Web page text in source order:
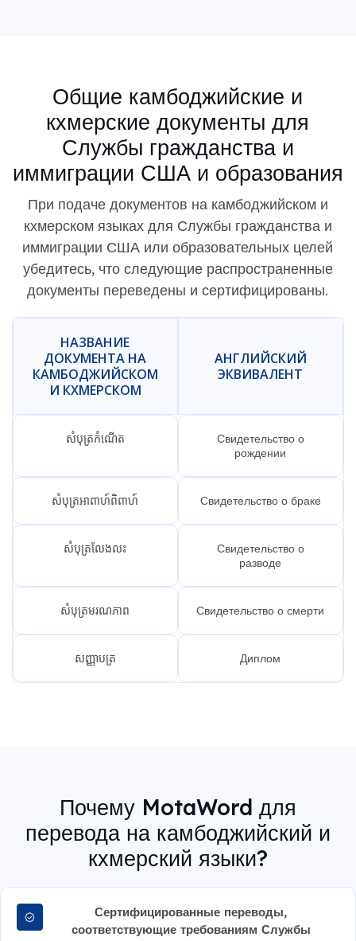
Общие камбоджийские и
кхмерские документы для
Службы гражданства и
иммиграции США и образования
При подаче документов на камбоджийском и
кхмерском языках для Службы гражданства и
иммиграции США или образовательных целей
убедитесь, что следующие распространенные
документы переведены и сертифицированы.
НАЗВАНИЕ
ДОКУМЕНТА НА
КАМБОДЖИЙСКОМ
И КХМЕРСКОМ
АНГЛИЙСКИЙ
ЭКВИВАЛЕНТ
សំបុត្រកំណើត
Свидетельство о
рождении
សំបុត្រអាពាហ៍ពិពាហ៍ Свидетельство о браке
សំបុត្រលែងលះ
Свидетельство о
разводе
សំបុត្រមរណភាព Свидетельство о смерти
សញ្ញាបត្រ Диплом
Почему MotaWord для
перевода на камбоджийский и
кхмерский языки?
Сертифицированные переводы,
соответствующие требованиям Службы